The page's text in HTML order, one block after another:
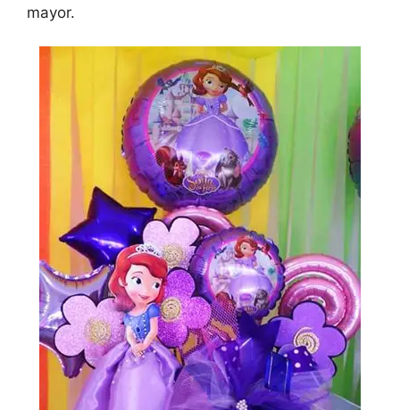
mayor.